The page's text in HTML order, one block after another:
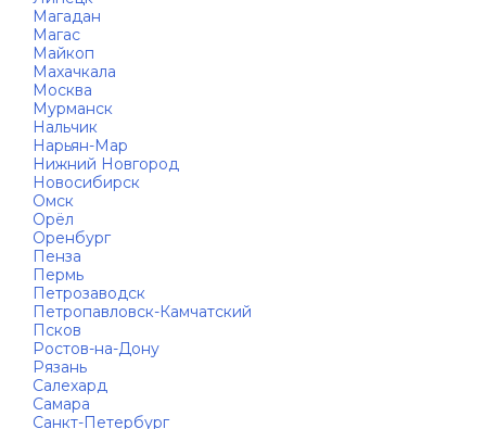
Магадан
Магас
Майкоп
Махачкала
Москва
Мурманск
Нальчик
Нарьян-Мар
Нижний Новгород
Новосибирск
Омск
Орёл
Оренбург
Пенза
Пермь
Петрозаводск
Петропавловск-Камчатский
Псков
Ростов-на-Дону
Рязань
Салехард
Самара
Санкт-Петербург